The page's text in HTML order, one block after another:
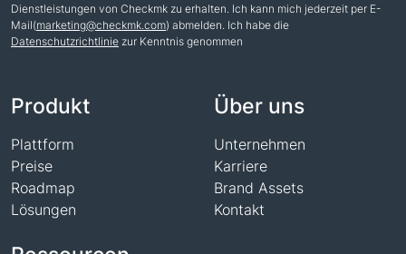
Dienstleistungen von Checkmk zu erhalten. Ich kann mich jederzeit per E-
Mail(marketing@checkmk.com) abmelden. Ich habe die
Datenschutzrichtlinie zur Kenntnis genommen
Produkt
Plattform
Preise
Roadmap
Lösungen
Über uns
Unternehmen
Karriere
Brand Assets
Kontakt